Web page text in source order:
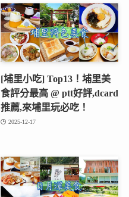
[埔里小吃] Top13！埔里美
食評分最高 @ ptt好評,dcard
推薦,來埔里玩必吃！
2025-12-17